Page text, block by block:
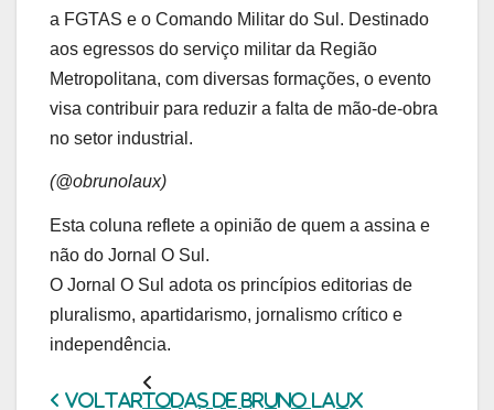
a FGTAS e o Comando Militar do Sul. Destinado
aos egressos do serviço militar da Região
Metropolitana, com diversas formações, o evento
visa contribuir para reduzir a falta de mão-de-obra
no setor industrial.
(@obrunolaux)
Esta coluna reflete a opinião de quem a assina e
não do Jornal O Sul.
O Jornal O Sul adota os princípios editorias de
pluralismo, apartidarismo, jornalismo crítico e
independência.
VoltarTodas de Bruno Laux